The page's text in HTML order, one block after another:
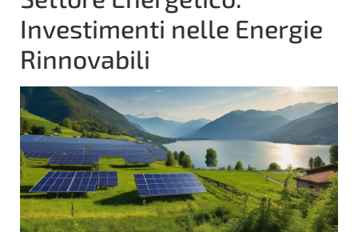
Investimenti nelle Energie
Rinnovabili